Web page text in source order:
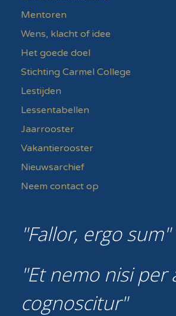
Mentoren
Wens, klacht of idee
Het goede doel
Stichting Carmel College
Lestijden
Lessentabellen
Jaarrooster
Vakantierooster
Nieuwsarchief
Neem contact op
Fallor, ergo sum
Et nemo nisi per
cognoscitur